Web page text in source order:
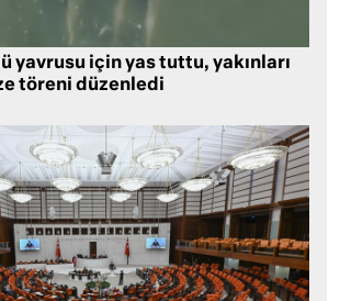
yavrusu için yas tuttu, yakınları
töreni düzenledi